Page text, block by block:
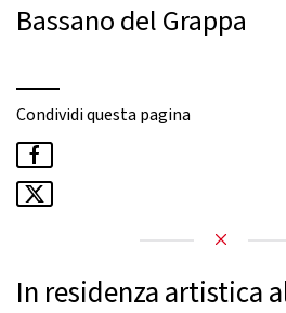
Bassano del Grappa
Condividi questa pagina
In residenza artistica